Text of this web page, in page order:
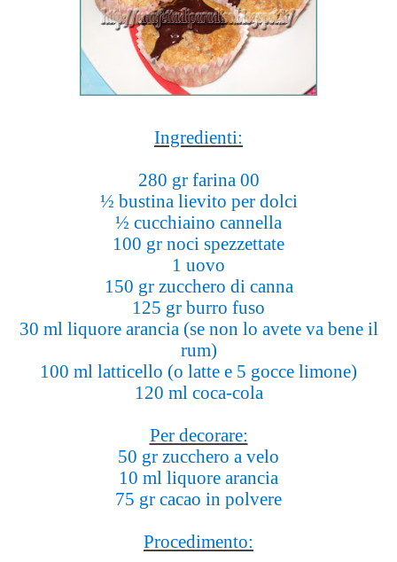
Ingredienti:
280 gr farina 00
½ bustina lievito per dolci
½ cucchiaino cannella
100 gr noci spezzettate
1 uovo
150 gr zucchero di canna
125 gr burro fuso
30 ml liquore arancia (se non lo avete va bene il
rum)
100 ml latticello (o latte e 5 gocce limone)
120 ml coca-cola
Per decorare:
50 gr zucchero a velo
10 ml liquore arancia
75 gr cacao in polvere
Procedimento: